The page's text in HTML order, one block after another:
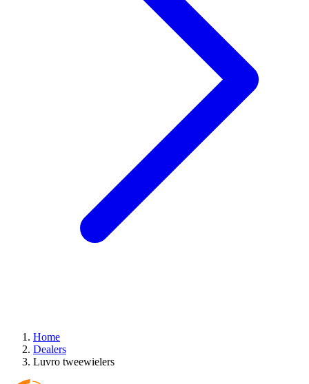
Home
Dealers
Luvro tweewielers